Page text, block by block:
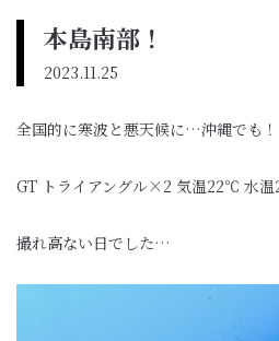
本島南部！
2023.11.25
全国的に寒波と悪天候に…沖縄でも！
GT トライアングル×2 気温22℃ 水
撮れ高ない日でした…